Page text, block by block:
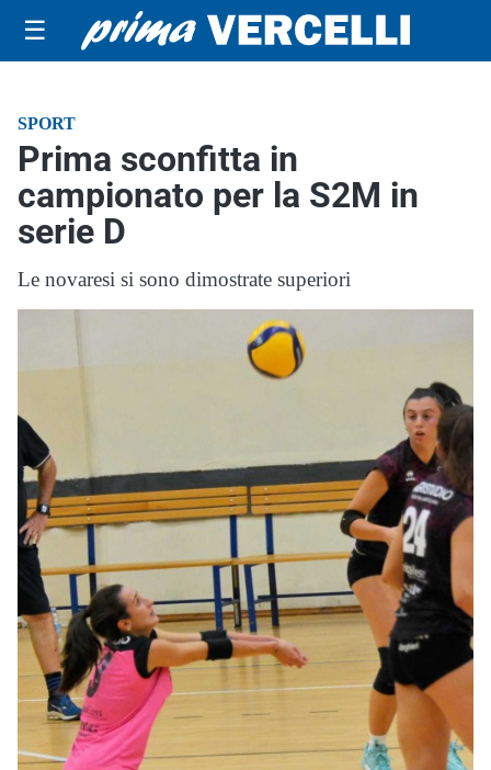
☰
SPORT
Prima sconfitta in
campionato per la S2M in
serie D
Le novaresi si sono dimostrate superiori